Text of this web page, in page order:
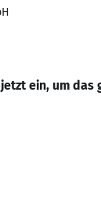
ein, um das